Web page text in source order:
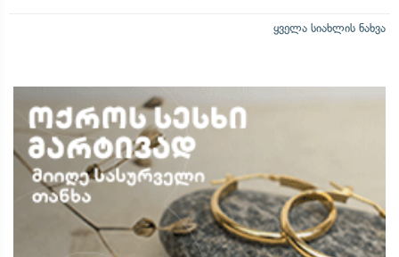
ყველა სიახლის ნახვა